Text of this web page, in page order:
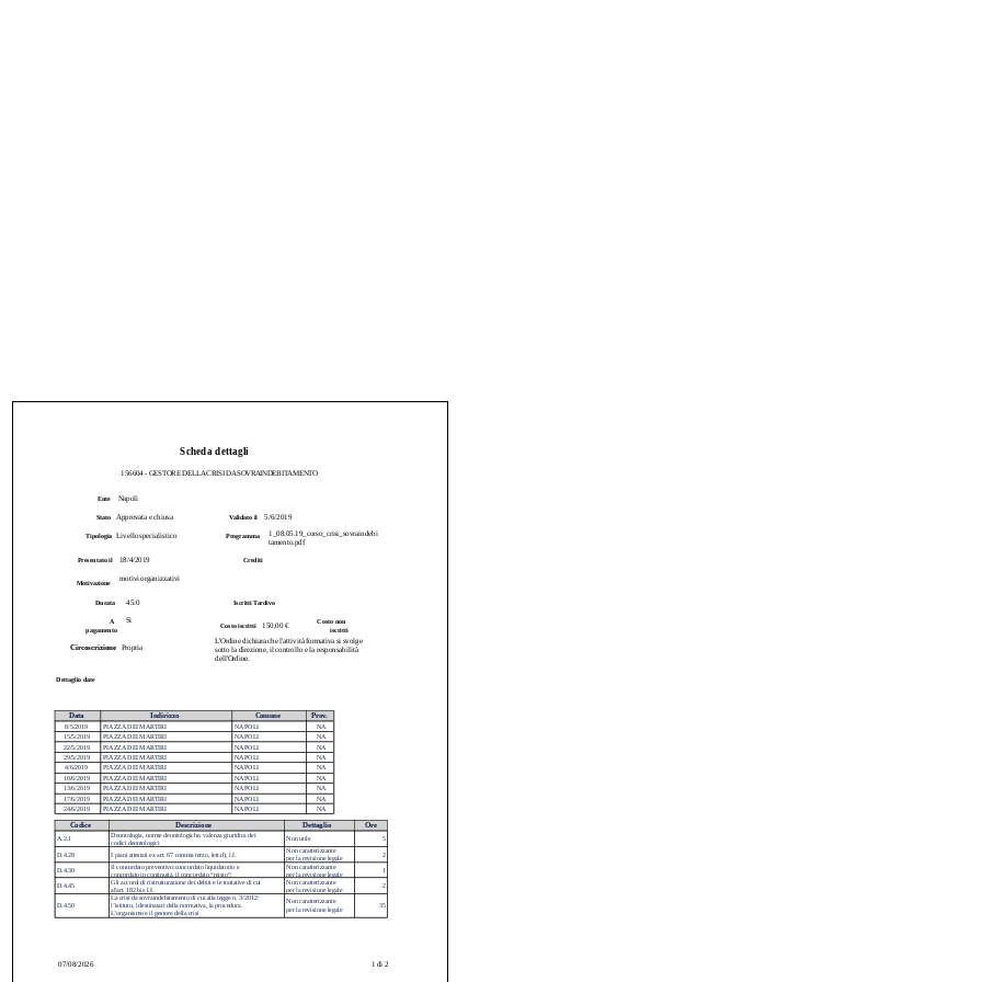
Stato Approvata e chiusa
Ente Napoli
Livello specialistico
Tipologia
Motivazione
motivi organizzativi
Iscritti Tardivo
45:0
Durata
Si
A
pagamento
Circoscrizione Propria
Dettaglio date
Presentato il 18/4/2019
Codice Descrizione Dettaglio Ore
A.2.1
Deontologia, norme deontologiche, valenza giuridica dei
codici deontologici
Non utile 5
D.4.28 I piani attestati ex art. 67 comma terzo, lett.d), l.f. Non caratterizzante
per la revisione legale 2
D.4.30 Il concordato preventivo:concordato liquidatorio e
concordato in continuità, il concordato “misto”:
Non caratterizzante
per la revisione legale
1
D.4.45
Gli accordi di ristrutturazione dei debiti e le trattative di cui
al'art. 182 bis l.f.
Non caratterizzante
per la revisione legale 2
D.4.50
La crisi da sovraindebitamento di cui alla legge n. 3/2012:
l’istituto, i destinatari della normativa, la procedura.
L’organismo e il gestore della crisi
Non caratterizzante
per la revisione legale
35
150,00 €
Programma
1_08.05.19_corso_crisi_sovraindebi
tamento.pdf
Crediti
Costo iscritti
Costo non
iscritti
Validato il 5/6/2019
L'Ordine dichiara che l'attività formativa si svolge
sotto la direzione, il controllo e la responsabilità
dell'Ordine.
Data Indirizzo Comune Prov.
8/5/2019 PIAZZA DEI MARTIRI NAPOLI NA
15/5/2019 PIAZZA DEI MARTIRI NAPOLI NA
22/5/2019 PIAZZA DEI MARTIRI NAPOLI NA
29/5/2019 PIAZZA DEI MARTIRI NAPOLI NA
4/6/2019 PIAZZA DEI MARTIRI NAPOLI NA
10/6/2019 PIAZZA DEI MARTIRI NAPOLI NA
13/6/2019 PIAZZA DEI MARTIRI NAPOLI NA
17/6/2019 PIAZZA DEI MARTIRI NAPOLI NA
24/6/2019 PIAZZA DEI MARTIRI NAPOLI NA
156604 - GESTORE DELLA CRISI DA SOVRAINDEBITAMENTO
Scheda dettagli
07/08/2026 1 di 2